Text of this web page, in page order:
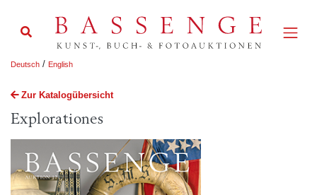
Deutsch / English
Zur Katalogübersicht
Explorationes